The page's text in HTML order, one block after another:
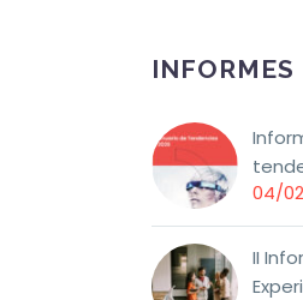
INFORMES
04/
II